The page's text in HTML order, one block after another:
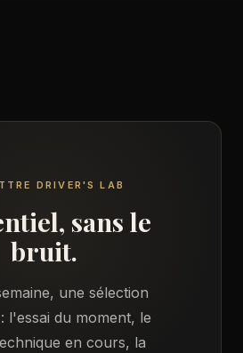
DRIVER'S LAB
sans le
bruit.
une sélection
l'essai du moment, le
en cours, la